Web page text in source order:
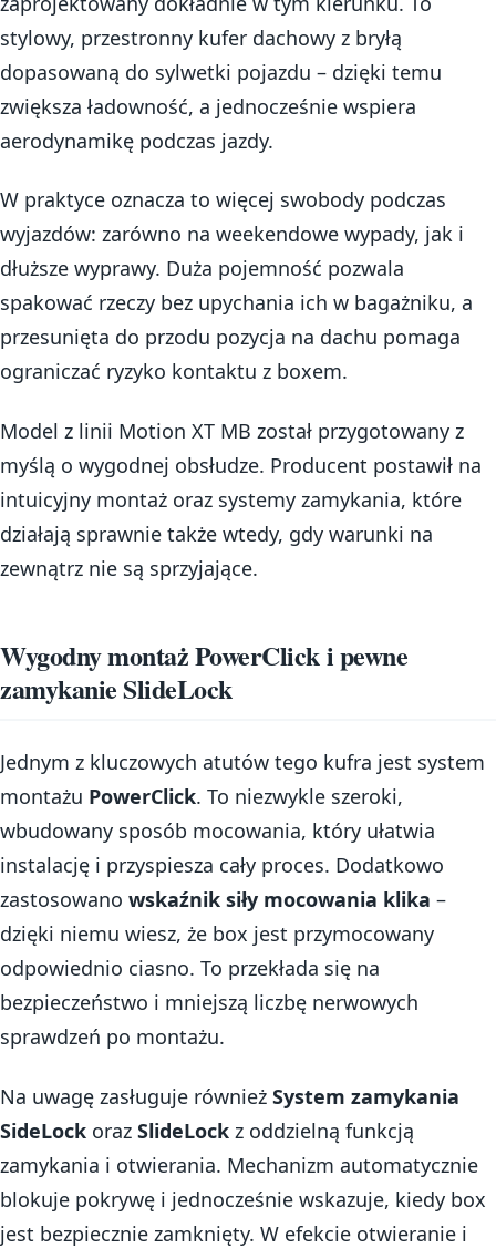
stylowy, przestronny kufer dachowy z bryłą
dopasowaną do sylwetki pojazdu – dzięki temu
zwiększa ładowność, a jednocześnie wspiera
aerodynamikę podczas jazdy.
W praktyce oznacza to więcej swobody podczas
wyjazdów: zarówno na weekendowe wypady, jak i
dłuższe wyprawy. Duża pojemność pozwala
spakować rzeczy bez upychania ich w bagażniku, a
przesunięta do przodu pozycja na dachu pomaga
ograniczać ryzyko kontaktu z boxem.
Model z linii Motion XT MB został przygotowany z
myślą o wygodnej obsłudze. Producent postawił na
intuicyjny montaż oraz systemy zamykania, które
działają sprawnie także wtedy, gdy warunki na
zewnątrz nie są sprzyjające.
Wygodny montaż PowerClick i pewne
zamykanie SlideLock
Jednym z kluczowych atutów tego kufra jest system
montażu PowerClick. To niezwykle szeroki,
wbudowany sposób mocowania, który ułatwia
instalację i przyspiesza cały proces. Dodatkowo
zastosowano wskaźnik siły mocowania klika –
dzięki niemu wiesz, że box jest przymocowany
odpowiednio ciasno. To przekłada się na
bezpieczeństwo i mniejszą liczbę nerwowych
sprawdzeń po montażu.
Na uwagę zasługuje również System zamykania
SideLock oraz SlideLock z oddzielną funkcją
zamykania i otwierania. Mechanizm automatycznie
blokuje pokrywę i jednocześnie wskazuje, kiedy box
jest bezpiecznie zamknięty. W efekcie otwieranie i